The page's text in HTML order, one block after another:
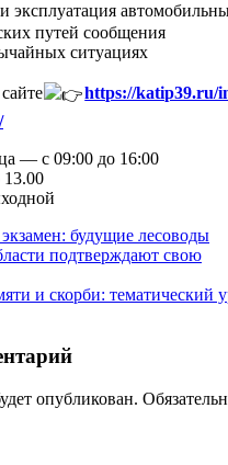
эксплуатация
путей сообщения
ситуациях
https://katip39.ru/
— с 09:00 до 16:00
будущие лесоводы
подтверждают свою
и скорби: тематический
опубликован.